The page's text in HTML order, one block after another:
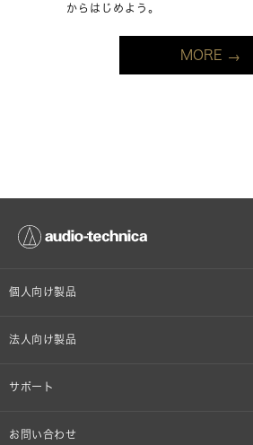
からはじめよう。
MORE
個人向け製品
オンラインストア限定
法人向け製品
設備音響機器
サポート
個人向け製品サポート
お問い合わせ